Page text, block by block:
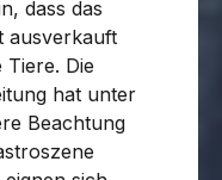
dass das
ausverkauft
Die
hat unter
Beachtung